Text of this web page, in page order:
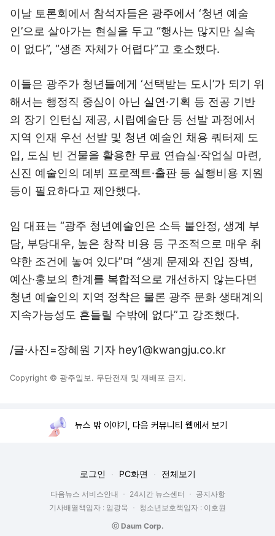
이날 토론회에서 참석자들은 광주에서 ‘청년 예술
인’으로 살아가는 현실을 두고 “행사는 많지만 실속
이 없다”, “생존 자체가 어렵다”고 호소했다.
이들은 광주가 청년들에게 ‘선택받는 도시’가 되기 위
해서는 행정직 중심이 아닌 실연·기획 등 전공 기반
의 장기 인턴십 제공, 시립예술단 등 선발 과정에서
지역 인재 우선 선발 및 청년 예술인 채용 쿼터제 도
입, 도심 빈 건물을 활용한 무료 연습실·작업실 마련,
신진 예술인의 데뷔 프로젝트·출판 등 실행비용 지원
등이 필요하다고 제안했다.
임 대표는 “광주 청년예술인은 소득 불안정, 생계 부
담, 부당대우, 높은 창작 비용 등 구조적으로 매우 취
약한 조건에 놓여 있다”며 “생계 문제와 진입 장벽,
예산·홍보의 한계를 복합적으로 개선하지 않는다면
청년 예술인의 지역 정착은 물론 광주 문화 생태계의
지속가능성도 흔들릴 수밖에 없다”고 강조했다.
/글·사진=장혜원 기자 hey1@kwangju.co.kr
Copyright © 광주일보. 무단전재 및 재배포 금지.
뉴스 밖 이야기, 다음 커뮤니티 웹에서 보기
로그인 PC화면 전체보기
다음뉴스 서비스안내 24시간 뉴스센터
공지사항
기사배열책임자 : 임광욱
청소년보호책임자 : 이호원
ⓒ Daum Corp.